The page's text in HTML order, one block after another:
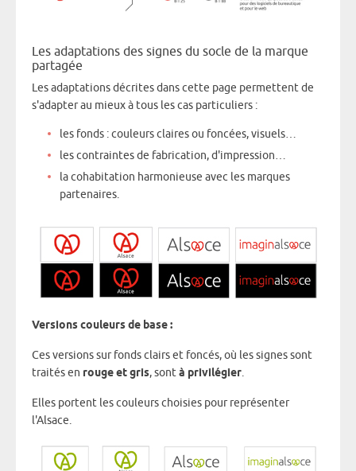
Les adaptations des signes du socle de la marque
partagée
Les adaptations décrites dans cette page permettent de
s'adapter au mieux à tous les cas particuliers :
les fonds : couleurs claires ou foncées, visuels…
les contraintes de fabrication, d'impression…
la cohabitation harmonieuse avec les marques
partenaires.
Versions couleurs de base :
Ces versions sur fonds clairs et foncés, où les signes sont
traités en rouge et gris, sont à privilégier
Elles portent les couleurs choisies pour représenter
l'Alsace.